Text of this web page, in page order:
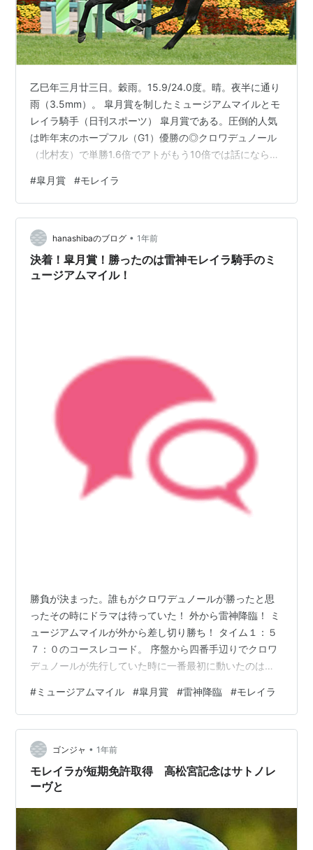
乙巳年三月廿三日。穀雨。15.9/24.0度。晴。夜半に通り
雨（3.5mm）。 皐月賞を制したミュージアムマイルとモ
レイラ騎手（日刊スポーツ） 皐月賞である。圧倒的人気
は昨年末のホープフル（G1）優勝の◎クロワデュノール
（北村友）で単勝1.6倍でアトがもう10倍では話にならな
だらう。荒れる前提で３歳馬の成績は見ずに騎手で選
ぶ。高松宮杯と先週の桜花賞でマジックマンぶりを見せ
つけたモレイラは◯ミュージカルマイルで３番人気。桜
花賞に続きひょっとしたらひょっとする結果を招くか
も。◎も外すわけにはいかぬし◯との鬩ぎ合ひ期待……
でも勝ちは◯に譲つてもらはう…
#皐月賞 #モレイラ
hanashibaのブログ • 1年前
決着！皐月賞！勝ったのは雷神モレイラ騎手のミ
ュージアムマイル！
勝負が決まった。誰もがクロワデュノールが勝ったと思
ったその時にドラマは待っていた！ 外から雷神降臨！ ミ
ュージアムマイルが外から差し切り勝ち！ タイム１：５
７：０のコースレコード。 序盤から四番手辺りでクロワ
デュノールが先行していた時に一番最初に動いたのはフ
来るもやはりG1は甘くなかった。直線ではついていけず
にクロワデュノールが直線を飛び出しました。 しかし！
ミュージアムマイルの最後のキレが半端なかった。マス
カレードボールも人気以上の着順に入り力をみせつけま
した。 予想していたジョバンニやサトノシャイニングも
掲示板に入り力を誇示できたと思いま…
#ミュージアムマイル #皐月賞 #雷神降臨 #モレイラ
ゴンジャ • 1年前
モレイラが短期免許取得 高松宮記念はサトノレ
ーヴと